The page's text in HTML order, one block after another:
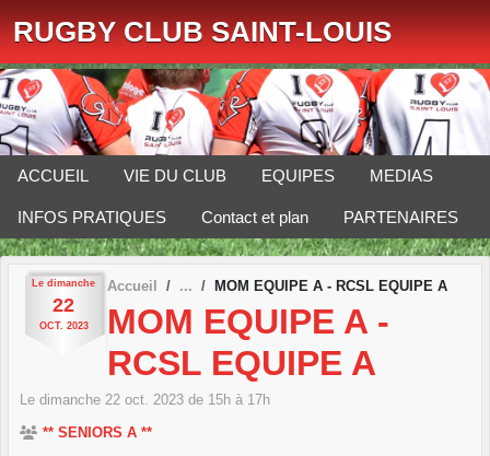
RUGBY CLUB SAINT-LOUIS
ACCUEIL VIE DU CLUB EQUIPES MEDIAS
INFOS PRATIQUES Contact et plan PARTENAIRES
Le dimanche
22
OCT. 2023
Accueil MOM EQUIPE A - RCSL EQUIPE A
MOM EQUIPE A -
RCSL EQUIPE A
Le dimanche 22 oct. 2023 de 15h à 17h
** SENIORS A **